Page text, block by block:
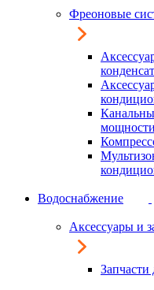
Фреоновые
мощности
Водоснабжение
Аксессуары и
Запчасти